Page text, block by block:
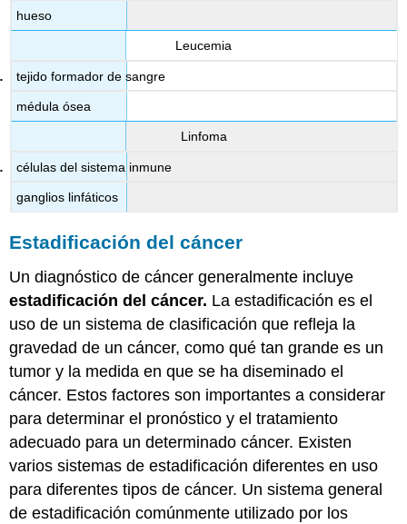
hueso
Leucemia
tejido formador de sangre
médula ósea
Linfoma
células del sistema inmune
ganglios linfáticos
Estadificación del cáncer
Un diagnóstico de cáncer generalmente incluye
estadificación del cáncer. La estadificación es el
uso de un sistema de clasificación que refleja la
gravedad de un cáncer, como qué tan grande es un
tumor y la medida en que se ha diseminado el
cáncer. Estos factores son importantes a considerar
para determinar el pronóstico y el tratamiento
adecuado para un determinado cáncer. Existen
varios sistemas de estadificación diferentes en uso
para diferentes tipos de cáncer. Un sistema general
de estadificación comúnmente utilizado por los